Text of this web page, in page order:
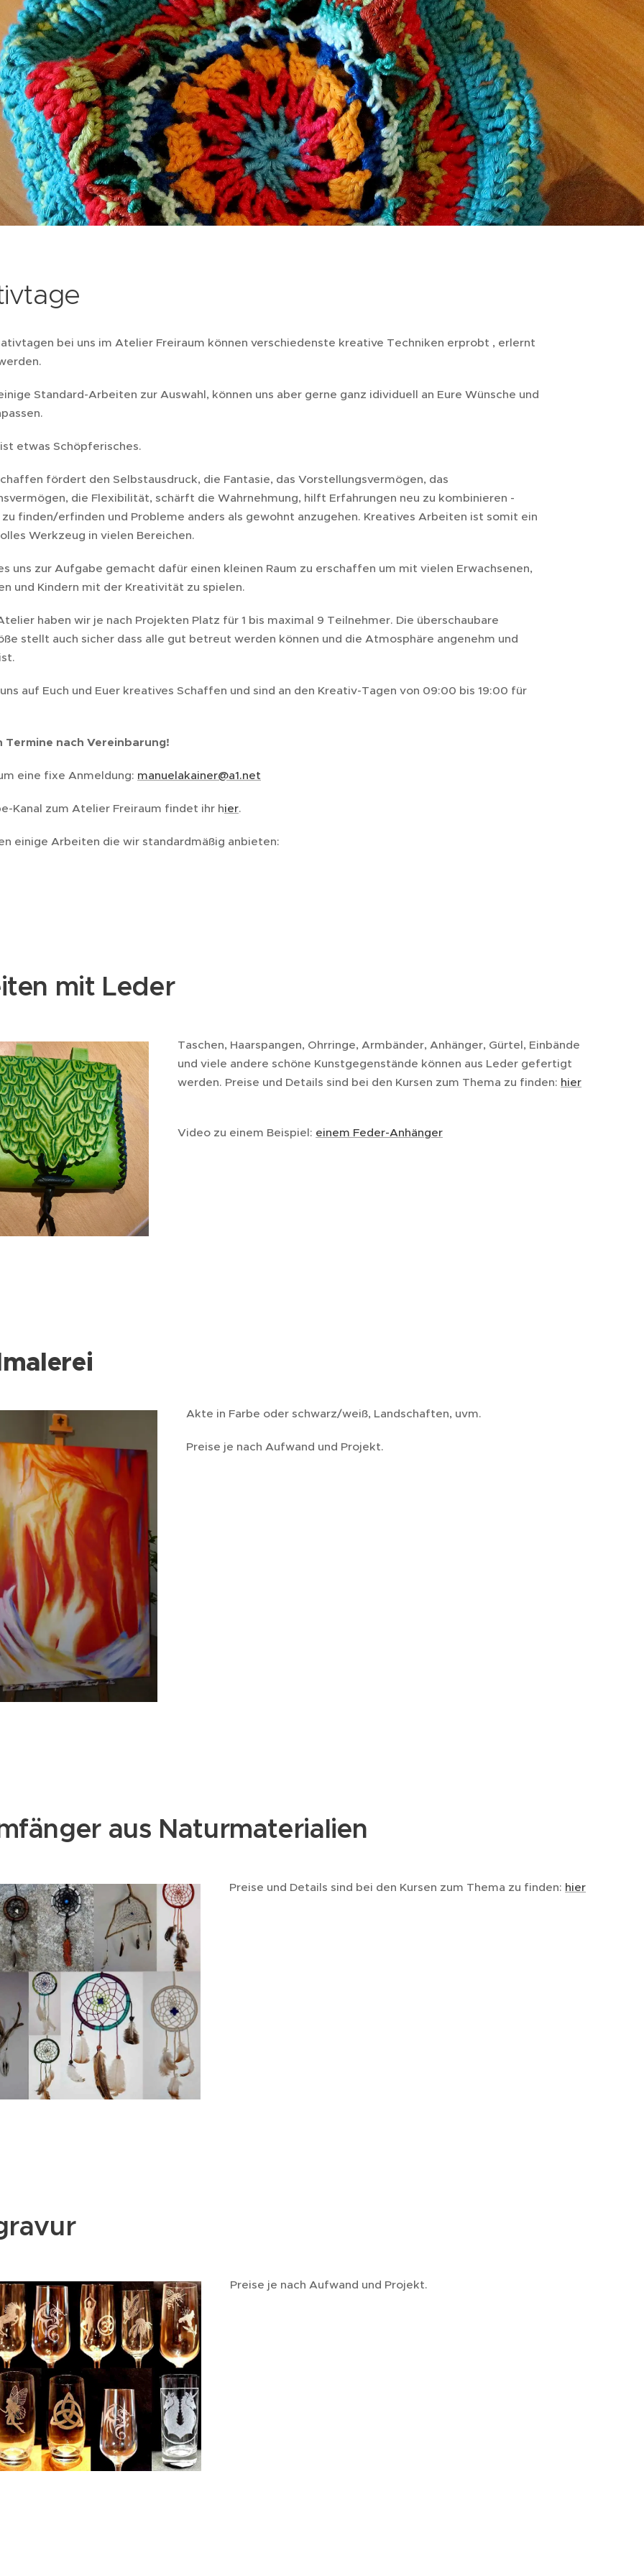
bei uns im Atelier Freiraum können verschiedenste kreative Techniken erprobt , erlernt
Standard-Arbeiten zur Auswahl, können uns aber gerne ganz idividuell an Eure Wünsche und
etwas Schöpferisches.
fördert den Selbstausdruck, die Fantasie, das Vorstellungsvermögen, das
die Flexibilität, schärft die Wahrnehmung, hilft Erfahrungen neu zu kombinieren -
zu finden/erfinden und Probleme anders als gewohnt anzugehen. Kreatives Arbeiten ist somit ein
Werkzeug in vielen Bereichen.
uns zur Aufgabe gemacht dafür einen kleinen Raum zu erschaffen um mit vielen Erwachsenen,
und Kindern mit der Kreativität zu spielen.
haben wir je nach Projekten Platz für 1 bis maximal 9 Teilnehmer. Die überschaubare
stellt auch sicher dass alle gut betreut werden können und die Atmosphäre angenehm und
auf Euch und Euer kreatives Schaffen und sind an den Kreativ-Tagen von 09:00 bis 19:00 für
Termine nach Vereinbarung!
eine fixe Anmeldung: manuelakainer@a1.net
Kanal zum Atelier Freiraum findet ihr hier.
einige Arbeiten die wir standardmäßig anbieten:
mit Leder
Taschen, Haarspangen, Ohrringe, Armbänder, Anhänger, Gürtel, Einbände
und viele andere schöne Kunstgegenstände können aus Leder gefertigt
werden. Preise und Details sind bei den Kursen zum Thema zu finden: hier
Video zu einem Beispiel: einem Feder-Anhänger
Akte in Farbe oder schwarz/weiß, Landschaften, uvm.
Preise je nach Aufwand und Projekt.
aus Naturmaterialien
Preise und Details sind bei den Kursen zum Thema zu finden: hier
Preise je nach Aufwand und Projekt.